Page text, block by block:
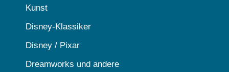
Kunst
Disney-Klassiker
Disney / Pixar
Dreamworks und andere